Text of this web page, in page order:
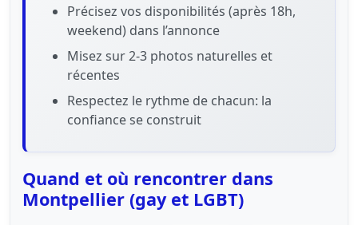
Précisez vos disponibilités (après 18h,
weekend) dans l’annonce
Misez sur 2-3 photos naturelles et
récentes
Respectez le rythme de chacun: la
confiance se construit
Quand et où rencontrer dans
Montpellier (gay et LGBT)